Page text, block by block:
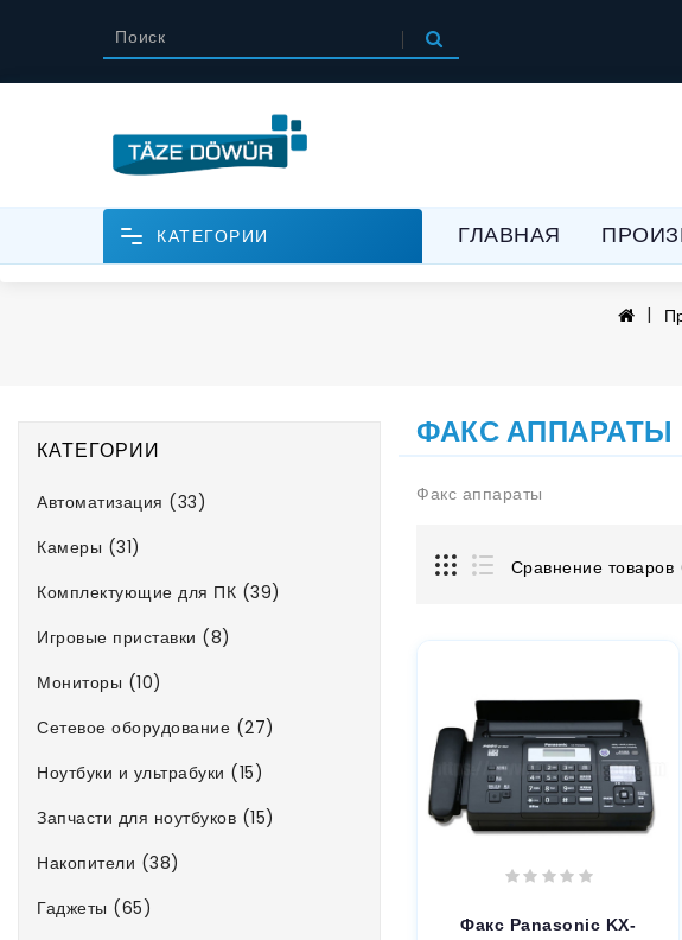
КАТЕГОРИИ ГЛАВНАЯ
КАТЕГОРИИ
Автоматизация (33)
Камеры (31)
Комплектующие для ПК (39)
Игровые приставки (8)
Мониторы (10)
Сетевое оборудование (27)
Ноутбуки и ультрабуки (15)
Запчасти для ноутбуков (15)
Накопители (38)
Гаджеты (65)
ФАКС АППАРАТЫ
Факс аппараты
Сравнение
Факс Panasonic KX-